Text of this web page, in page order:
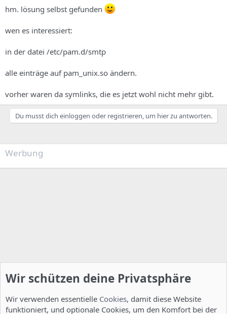
hm. lösung selbst gefunden
wen es interessiert:
in der datei /etc/pam.d/smtp
alle einträge auf pam_unix.so ändern.
vorher waren da symlinks, die es jetzt wohl nicht mehr gibt.
Du musst dich einloggen oder registrieren, um hier zu antworten.
Werbung
Wir schützen deine Privatsphäre
Wir verwenden essentielle Cookies, damit diese Website
funktioniert, und optionale Cookies, um den Komfort bei der